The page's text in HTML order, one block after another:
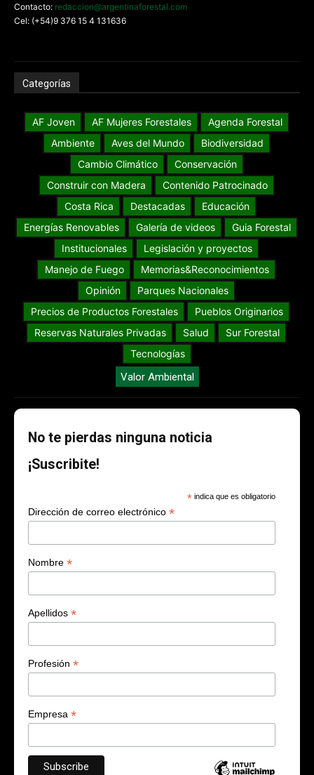
Contacto: redaccion@argentinaforestal.com
Cel: (+54)9 376 15 4 131636
Categorías
AF Joven AF Mujeres Forestales
Agenda Forestal
Ambiente
Aves del Mundo
Biodiversidad
Cambio Climático
Conservación
Construir con Madera
Contenido Patrocinado
Costa Rica
Destacadas
Educación
Energías Renovables
Galería de videos
Guia Forestal
Institucionales
Legislación y proyectos
Manejo de Fuego
Memorias&Reconocimientos
Opinión
Parques Nacionales
Precios de Productos Forestales
Pueblos Originarios
Reservas Naturales Privadas
Salud
Sur Forestal
Tecnologías
Valor Ambiental
No te pierdas ninguna noticia
¡Suscribite!
* indica que es obligatorio
Dirección de correo electrónico *
Nombre *
Apellidos *
Profesión *
Empresa *